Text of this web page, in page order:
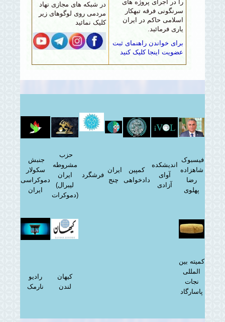
را در اجرای پروژه های
سرنگونی فرقه تبهکار
اسلامی حاکم در ایران
یاری فرمائید.
برای خواندن راهنمای ثبت
عضویت اینجا کلیک کنید
در شبکه های مجازی نهاد
مردمی روی لوگوهای زیر
کلیک نمائید
سکولار
دموکراسی
ایران
مشروطه
ایران
(لیبرال
دموکرات)
فرشگرد
چنج
کمپین
دادخواهی
اندیشکده
آوای
آزادی
شاهزاده
رضا
پهلوی
رادیو
نارمک
کیهان
لندن
کمیته بین
المللی
نجات
پاسارگاد